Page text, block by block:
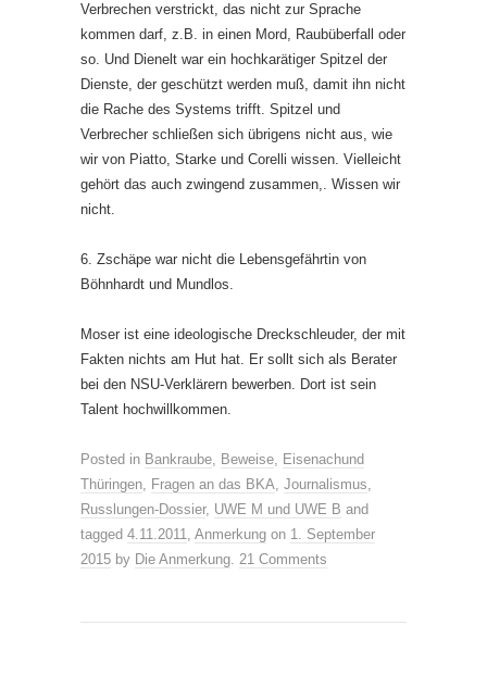
Verbrechen verstrickt, das nicht zur Sprache
kommen darf, z.B. in einen Mord, Raubüberfall oder
so. Und Dienelt war ein hochkarätiger Spitzel der
Dienste, der geschützt werden muß, damit ihn nicht
die Rache des Systems trifft. Spitzel und
Verbrecher schließen sich übrigens nicht aus, wie
wir von Piatto, Starke und Corelli wissen. Vielleicht
gehört das auch zwingend zusammen,. Wissen wir
nicht.
6. Zschäpe war nicht die Lebensgefährtin von
Böhnhardt und Mundlos.
Moser ist eine ideologische Dreckschleuder, der mit
Fakten nichts am Hut hat. Er sollt sich als Berater
bei den NSU-Verklärern bewerben. Dort ist sein
Talent hochwillkommen.
Posted in Bankraube Beweise
Eisenachund
Thüringen
Fragen an das BKA Journalismus
Russlungen-Dossier, UWE M und UWE B and
tagged 4.11.2011 Anmerkung on 1. September
2015 by Die Anmerkung 21 Comments